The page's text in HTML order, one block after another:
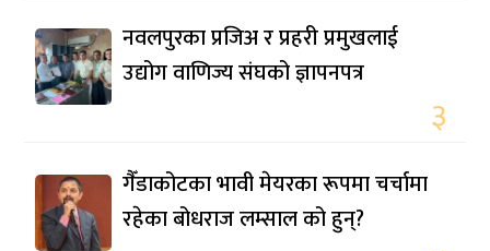
नवलपुरका प्रजिअ र प्रहरी प्रमुखलाई
उद्योग वाणिज्य संघको ज्ञापनपत्र
३
गैँडाकोटका भावी मेयरका रूपमा चर्चामा
रहेका बोधराज लम्साल को हुन्?